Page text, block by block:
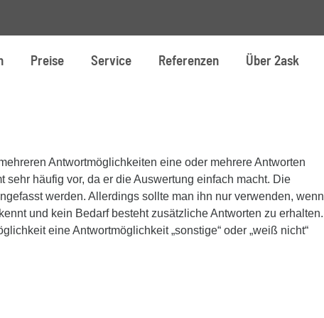
Preise Service Referenzen Über 2ask
Antwortmöglichkeiten eine oder mehrere Antworten
häufig vor, da er die Auswertung einfach macht. Die
werden. Allerdings sollte man ihn nur verwenden, wenn
und kein Bedarf besteht zusätzliche Antworten zu erhalten.
eine Antwortmöglichkeit „sonstige“ oder „weiß nicht“